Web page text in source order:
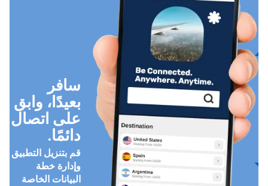
سافر
بعيدًا، وابق
على اتصال
دائمًا.
قم بتنزيل التطبيق
وإدارة خطة
البيانات الخاصة